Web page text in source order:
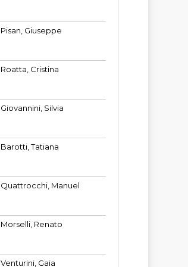
Pisan, Giuseppe
Roatta, Cristina
Giovannini, Silvia
Barotti, Tatiana
Quattrocchi, Manuel
Morselli, Renato
Venturini, Gaia